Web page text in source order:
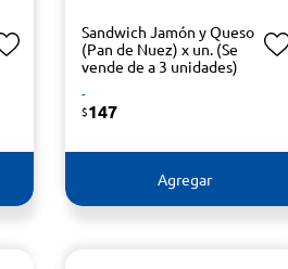
Sandwich Jamón y Queso
(Pan de Nuez) x un. (Se
vende de a 3 unidades)
-
$147
Agregar